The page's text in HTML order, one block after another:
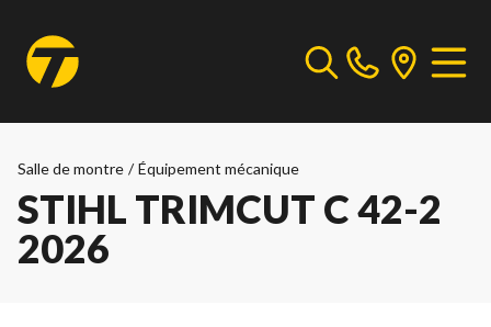
Salle de montre / Équipement mécanique
STIHL TRIMCUT C 42-2
2026